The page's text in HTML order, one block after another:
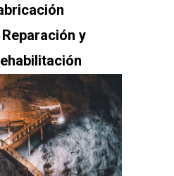
Reparación y